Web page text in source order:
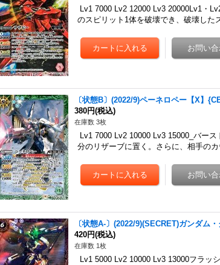
Lv1 7000 Lv2 12000 Lv3 20000Lv1・
のスピリット1体を破壊でき、破壊し
〔状態B〕(2022/9)ペーネロペー【X】
380円(税込)
在庫数 3枚
Lv1 7000 Lv2 10000 Lv3 15000_バー
分のリザーブに置く。さらに、相手の
〔状態A-〕(2022/9)(SECRET)ガンダム
420円(税込)
在庫数 1枚
Lv1 5000 Lv2 10000 Lv3 13000フラッ